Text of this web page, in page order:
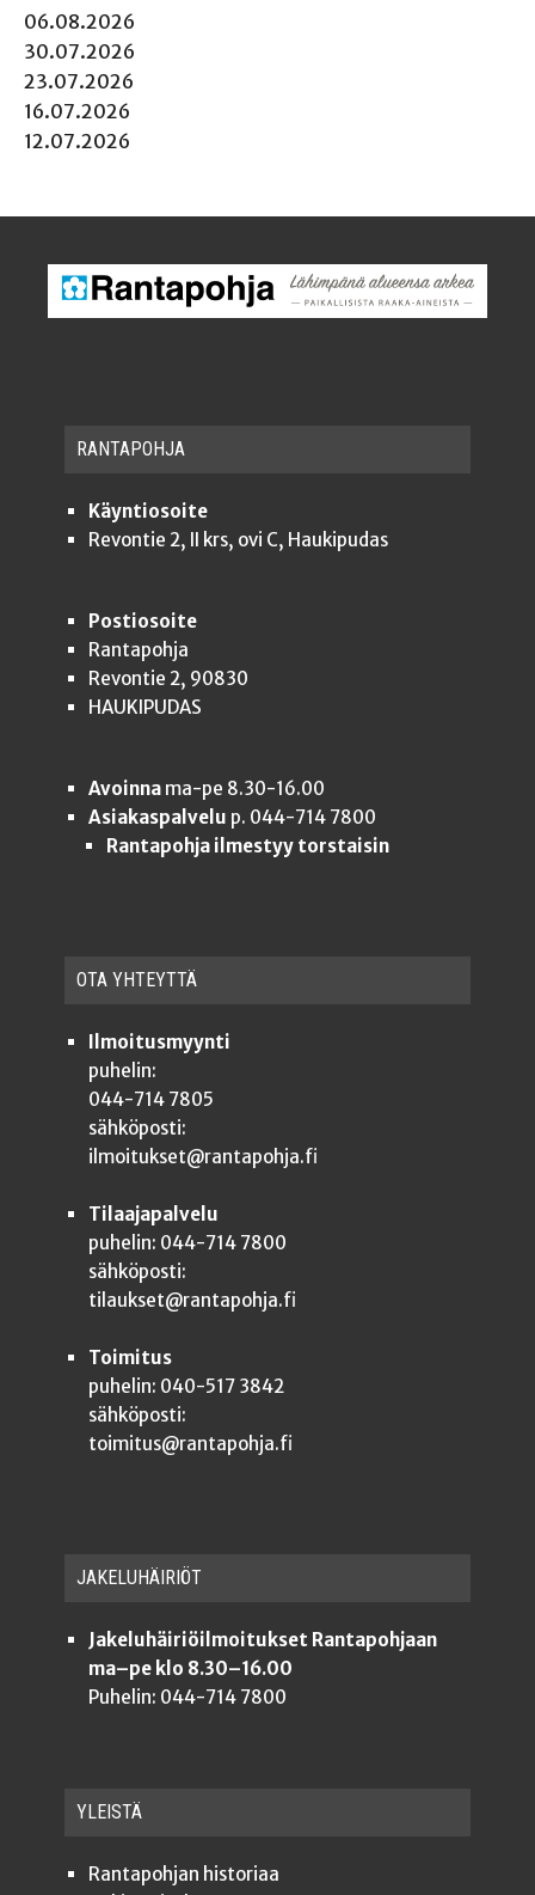
06.08.2026
30.07.2026
23.07.2026
16.07.2026
12.07.2026
RAN­TA­POH­JA
Käyntiosoite
Revontie 2, II krs, ovi C, Haukipudas
Postiosoite
Rantapohja
Revontie 2, 90830
HAUKIPUDAS
Avoinnama-pe 8.30-16.00
Asiakaspalvelu p. 044-714 7800
Rantapohja ilmestyy torstaisin
OTA YHTEYT­TÄ
Ilmoitusmyynti
puhelin:
044-714 7805
sähköposti:
ilmoitukset@rantapohja.fi
Tilaajapalvelu
puhelin: 044-714 7800
sähköposti:
tilaukset@rantapohja.fi
Toimitus
puhelin: 040-517 3842
sähköposti:
toimitus@rantapohja.fi
JAKE­LU­HÄI­RIÖT
Jakeluhäiriöilmoitukset Rantapohjaan
ma–pe klo 8.30–16.00
Puhelin: 044-714 7800
YLEISTÄ
Ran­ta­poh­jan historiaa